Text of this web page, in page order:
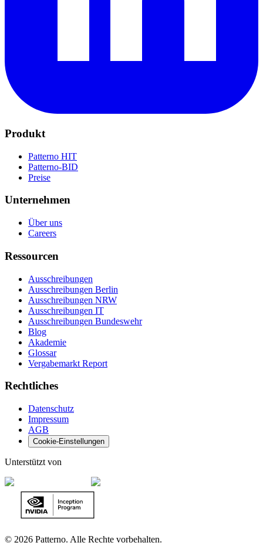
Produkt
Patterno HIT
Patterno-BID
Preise
Unternehmen
Über uns
Careers
Ressourcen
Ausschreibungen
Ausschreibungen Berlin
Ausschreibungen NRW
Ausschreibungen IT
Ausschreibungen Bundeswehr
Blog
Akademie
Glossar
Vergabemarkt Report
Rechtliches
Datenschutz
Impressum
AGB
Cookie-Einstellungen
Unterstützt von
© 2026 Patterno. Alle Rechte vorbehalten.